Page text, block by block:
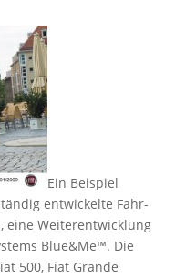
Ein Beispiel
entwickelte Fahr-
eine Weiterentwicklung
Blue&Me™. Die
500, Fiat Grande